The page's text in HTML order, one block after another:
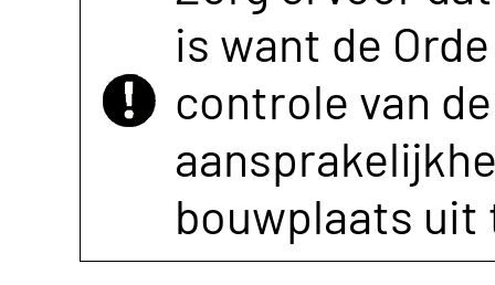
is want de
controle van
bouwplaats uit